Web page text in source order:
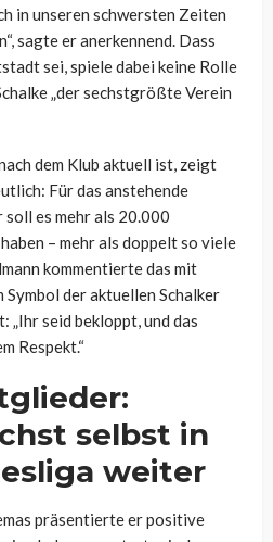
in unseren schwersten Zeiten
sagte er anerkennend. Dass
sei, spiele dabei keine Rolle
„der sechstgrößte Verein
dem Klub aktuell ist, zeigt
Für das anstehende
es mehr als 20.000
– mehr als doppelt so viele
kommentierte das mit
Symbol der aktuellen Schalker
seid bekloppt, und das
Respekt.“
selbst in
weiter
präsentierte er positive